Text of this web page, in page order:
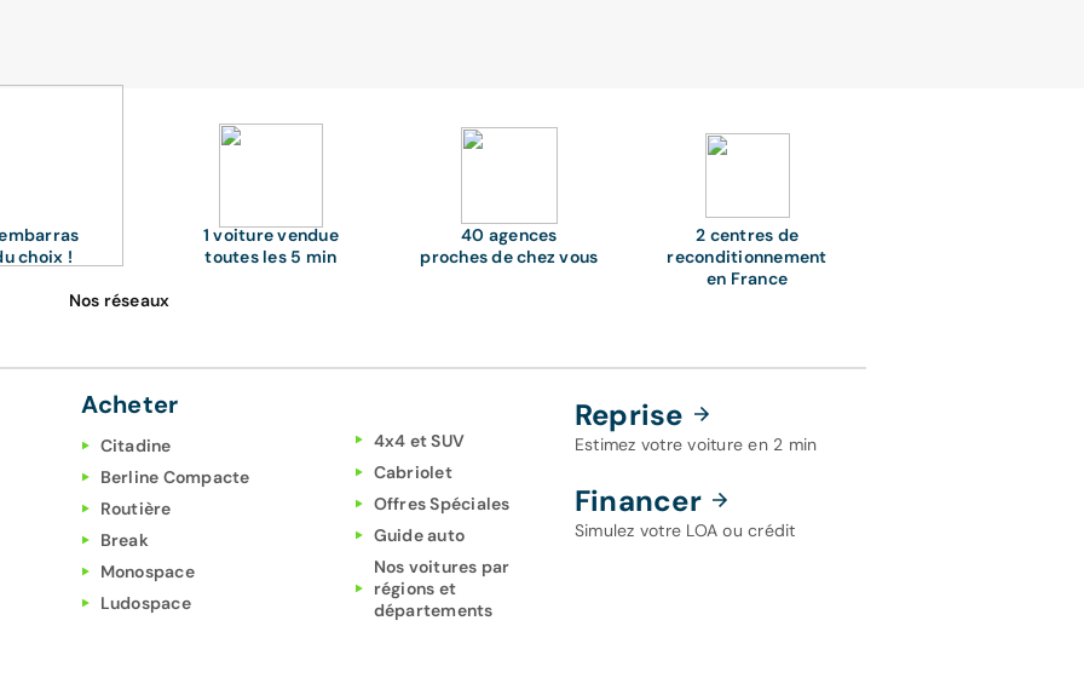
choix !
1 voiture vendue
toutes les 5 min
40 agences
proches de chez vous
2 centres de
reconditionnement
en France
Nos réseaux
Acheter
Citadine
Berline Compacte
Routière
Break
Monospace
Ludospace
4x4 et SUV
Cabriolet
Offres Spéciales
Guide auto
Nos voitures par
régions et
départements
Reprise
Estimez votre voiture en 2 min
Financer
Simulez votre LOA ou crédit